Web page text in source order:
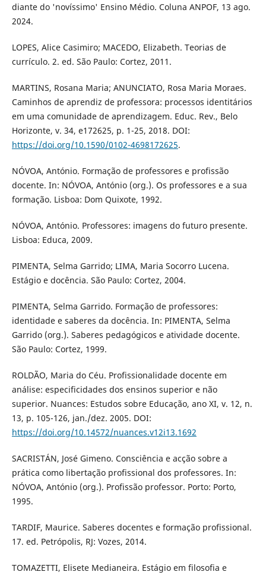
diante do 'novíssimo' Ensino Médio. Coluna ANPOF, 13 ago.
2024.
LOPES, Alice Casimiro; MACEDO, Elizabeth. Teorias de
currículo. 2. ed. São Paulo: Cortez, 2011.
MARTINS, Rosana Maria; ANUNCIATO, Rosa Maria Moraes.
Caminhos de aprendiz de professora: processos identitários
em uma comunidade de aprendizagem. Educ. Rev., Belo
Horizonte, v. 34, e172625, p. 1-25, 2018. DOI:
https://doi.org/10.1590/0102-4698172625.
NÓVOA, António. Formação de professores e profissão
docente. In: NÓVOA, António (org.). Os professores e a sua
formação. Lisboa: Dom Quixote, 1992.
NÓVOA, António. Professores: imagens do futuro presente.
Lisboa: Educa, 2009.
PIMENTA, Selma Garrido; LIMA, Maria Socorro Lucena.
Estágio e docência. São Paulo: Cortez, 2004.
PIMENTA, Selma Garrido. Formação de professores:
identidade e saberes da docência. In: PIMENTA, Selma
Garrido (org.). Saberes pedagógicos e atividade docente.
São Paulo: Cortez, 1999.
ROLDÃO, Maria do Céu. Profissionalidade docente em
análise: especificidades dos ensinos superior e não
superior. Nuances: Estudos sobre Educação, ano XI, v. 12, n.
13, p. 105-126, jan./dez. 2005. DOI:
https://doi.org/10.14572/nuances.v12i13.1692
SACRISTÁN, José Gimeno. Consciência e acção sobre a
prática como libertação profissional dos professores. In:
NÓVOA, António (org.). Profissão professor. Porto: Porto,
1995.
TARDIF, Maurice. Saberes docentes e formação profissional.
17. ed. Petrópolis, RJ: Vozes, 2014.
TOMAZETTI, Elisete Medianeira. Estágio em filosofia e